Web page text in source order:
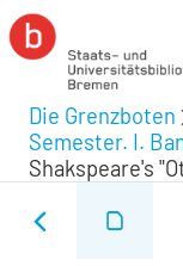
Die Grenzboten
Semester. I.
Shakspeare's